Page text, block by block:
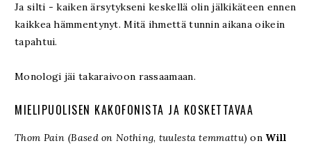
Ja silti - kaiken ärsytykseni keskellä olin jälkikäteen ennen
kaikkea hämmentynyt. Mitä ihmettä tunnin aikana oikein
tapahtui.
Monologi jäi takaraivoon rassaamaan.
MIELIPUOLISEN KAKOFONISTA JA KOSKETTAVAA
Thom Pain (Based on Nothing, tuulesta temmattu) on Will